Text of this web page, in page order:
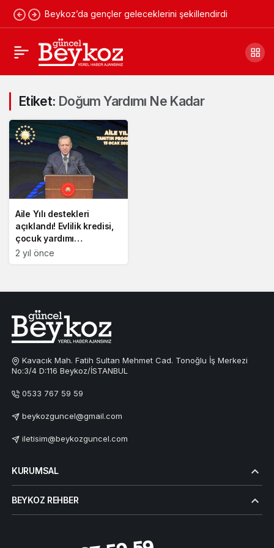
Beykoz’da gençler geleceklerini şekillendirdi
Etiket: Doğum Yardımı Ne Kadar
Aile Yılı destekleri
açıklandı! Evlilik kredisi,
çocuk yardımı…
2 yıl önce
Kavacık Mah. Fatih Sultan Mehmet Cad. Tonoğlu İş Merkezi
No:3/4 D:116 Beykoz/İSTANBUL
0533 767 59 59
beykozguncel@gmail.com
iletisim@beykozguncel.com
KURUMSAL
BEYKOZ REHBER